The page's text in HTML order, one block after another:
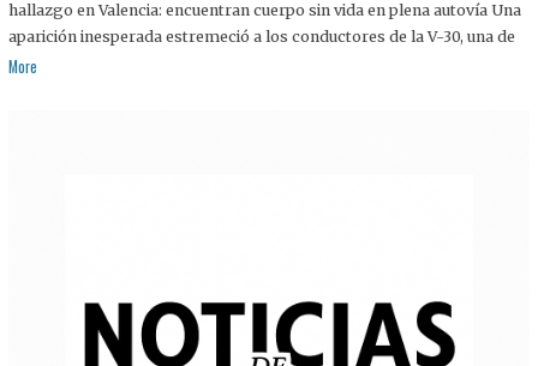
hallazgo en Valencia: encuentran cuerpo sin vida en plena autovía Una
aparición inesperada estremeció a los conductores de la V-30, una de
More